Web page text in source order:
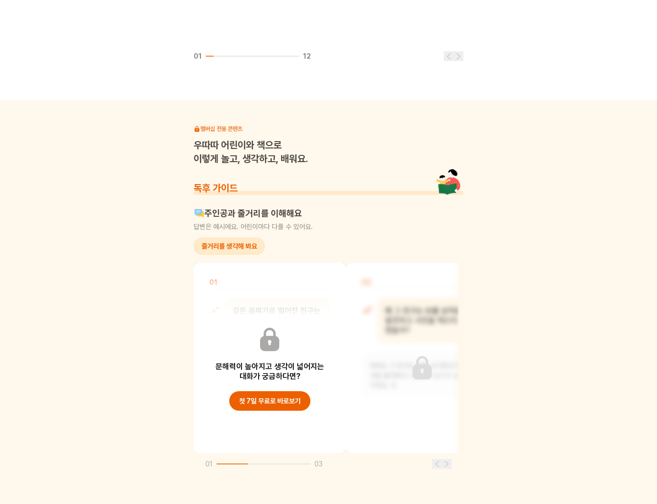
01 12
멤버십 전용 콘텐츠
우따따어린이와 책으로
이렇게 놀고, 생각하고, 배워요.
독후 가이드
주인공과 줄거리를 이해해요
답변은 예시에요. 어린이마다 다를 수 있어요.
줄거리를 생각해 봐요
01
깊은 골짜기로 떨어진 친구는
무서웠을 것 같아요. 하지만 새로운
것들을 발견하면서
문해력이 높아지고 생각이 넓어지는
대화가 궁금하다면?
첫 7일 무료로 바로보기
왜 그 친구는 보물 상자를
발견하고 사진을 찍으려고
아마도 그 친구는 정말 신기하고 특별한
01 03